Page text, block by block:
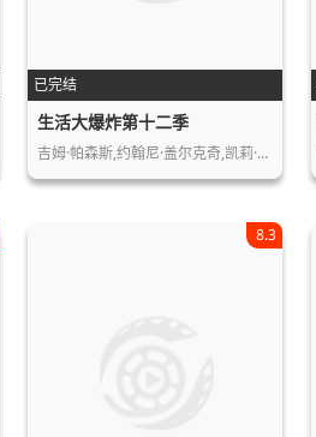
已完结
生活大爆炸第十二季
吉姆·帕森斯,约翰尼·盖尔克奇,凯莉·…
8.3